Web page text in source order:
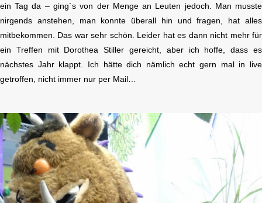
ein Tag da – ging´s von der Menge an Leuten jedoch. Man musste
nirgends anstehen, man konnte überall hin und fragen, hat alles
mitbekommen. Das war sehr schön. Leider hat es dann nicht mehr für
ein Treffen mit Dorothea Stiller gereicht, aber ich hoffe, dass es
nächstes Jahr klappt. Ich hätte dich nämlich echt gern mal in live
getroffen, nicht immer nur per Mail…